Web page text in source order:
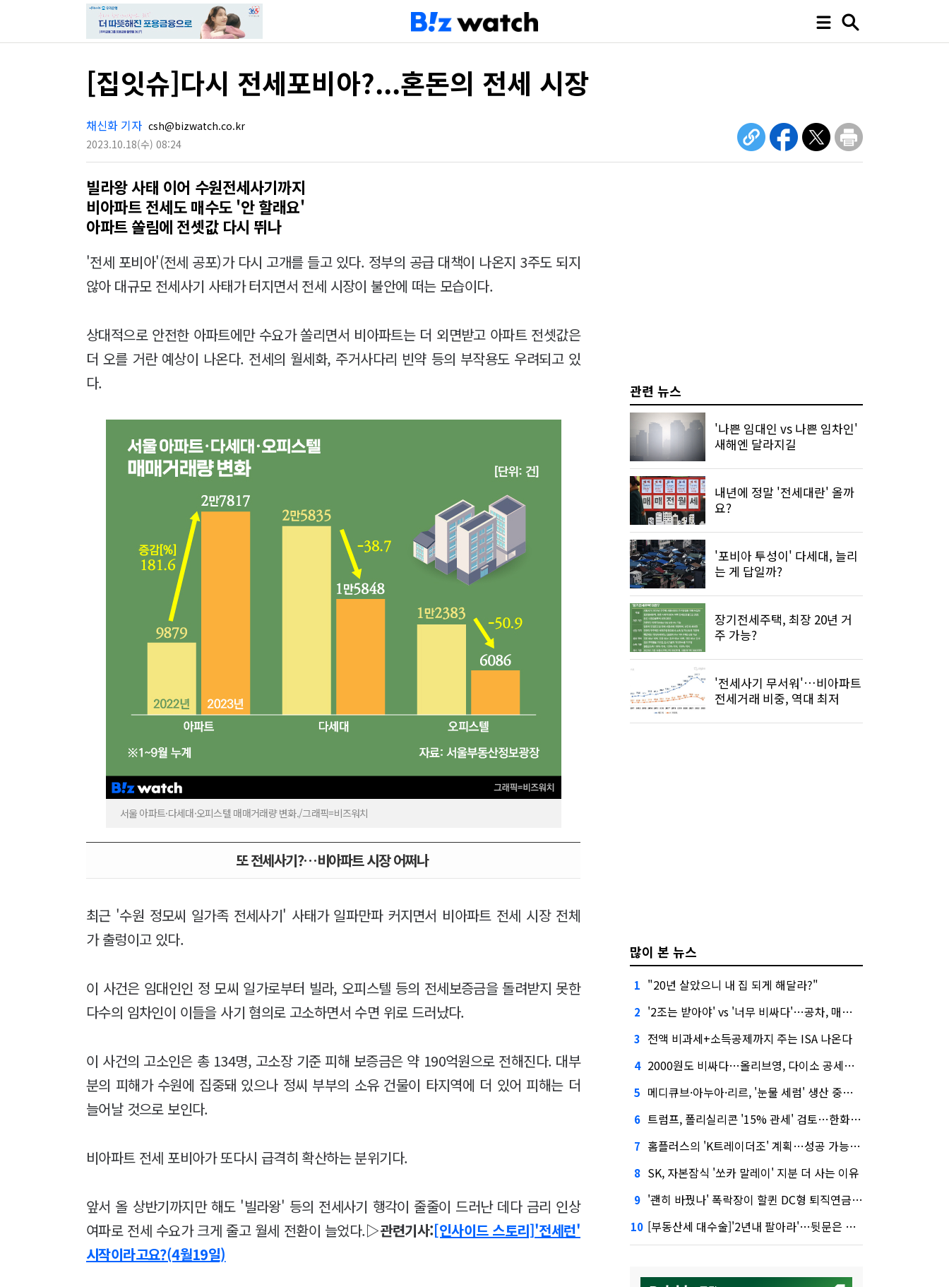
[집잇슈]다시 전세포비아?...혼돈의 전세 시장
채신화 기자 csh@bizwatch.co.kr
2023.10.18(수) 08:24
빌라왕 사태 이어 수원전세사기까지
비아파트 전세도 매수도 '안 할래요'
아파트 쏠림에 전셋값 다시 뛰나
'전세 포비아'(전세 공포)가 다시 고개를 들고 있다. 정부의 공급 대책이 나온지 3주도 되지
않아 대규모 전세사기 사태가 터지면서 전세 시장이 불안에 떠는 모습이다.
상대적으로 안전한 아파트에만 수요가 쏠리면서 비아파트는 더 외면받고 아파트 전셋값은
더 오를 거란 예상이 나온다. 전세의 월세화, 주거사다리 빈약 등의 부작용도 우려되고 있
다.
서울 아파트·다세대·오피스텔 매매거래량 변화./그래픽=비즈워치
또 전세사기?…비아파트 시장 어쩌나
최근 '수원 정모씨 일가족 전세사기' 사태가 일파만파 커지면서 비아파트 전세 시장 전체
가 출렁이고 있다.
이 사건은 임대인인 정 모씨 일가로부터 빌라, 오피스텔 등의 전세보증금을 돌려받지 못한
다수의 임차인이 이들을 사기 혐의로 고소하면서 수면 위로 드러났다.
이 사건의 고소인은 총 134명, 고소장 기준 피해 보증금은 약 190억원으로 전해진다. 대부
분의 피해가 수원에 집중돼 있으나 정씨 부부의 소유 건물이 타지역에 더 있어 피해는 더
늘어날 것으로 보인다.
비아파트 전세 포비아가 또다시 급격히 확산하는 분위기다.
앞서 올 상반기까지만 해도 '빌라왕' 등의 전세사기 행각이 줄줄이 드러난 데다 금리 인상
여파로 전세 수요가 크게 줄고 월세 전환이 늘었다.▷관련기사:[인사이드 스토리]'전세런'
시작이라고요?(4월19일)
관련 뉴스
'나쁜 임대인 vs 나쁜 임차인'
새해엔 달라지길
내년에 정말 '전세대란' 올까
요?
'포비아 투성이' 다세대, 늘리
는 게 답일까?
장기전세주택, 최장 20년 거
주 가능?
'전세사기 무서워'…비아파트
전세거래 비중, 역대 최저
많이 본 뉴스
1 "20년 살았으니 내 집 되게 해달라?"
2 '2조는 받아야' vs '너무 비싸다'…공차, 매각 성공할까
3 전액 비과세+소득공제까지 주는 ISA 나온다
4 2000원도 비싸다…올리브영, 다이소 공세에 '가성비'로 맞불
5 메디큐브·아누아·리르, '눈물 세럼' 생산 중단한다
6 트럼프, 폴리실리콘 '15% 관세' 검토…한화큐셀·OCI 영향은?
7 홈플러스의 'K트레이더조' 계획…성공 가능성은 '글쎄'
8 SK, 자본잠식 '쏘카 말레이' 지분 더 사는 이유
9 '괜히 바꿨나' 폭락장이 할퀸 DC형 퇴직연금…전문가 조언은
10 [부동산세 대수술]'2년내 팔아라'…뒷문은 열었다